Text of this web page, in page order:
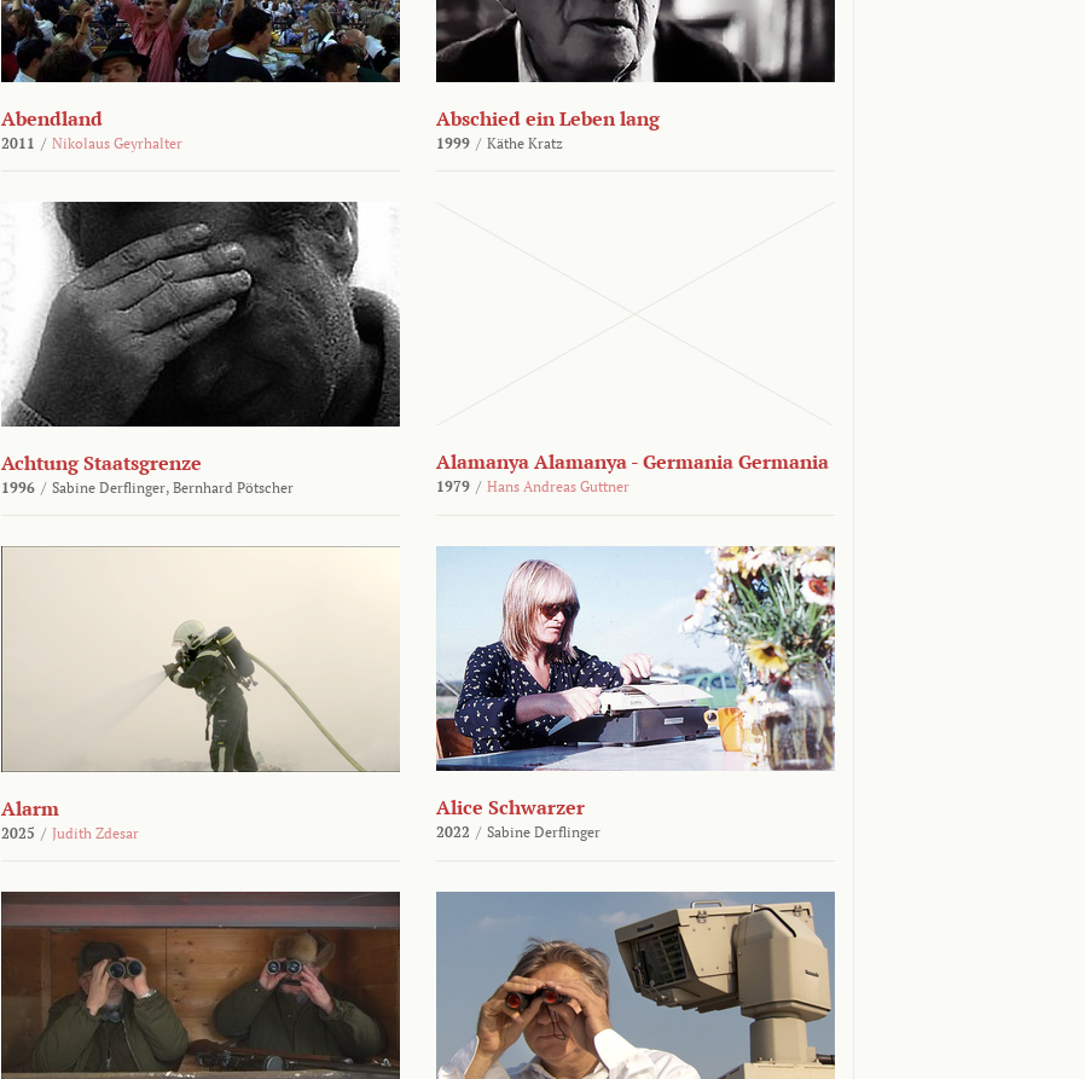
Abendland
2011 / Nikolaus Geyrhalter
Abschied ein Leben lang
1999 / Käthe Kratz
Achtung Staatsgrenze
1996 / Sabine Derflinger, Bernhard Pötscher
Alamanya Alamanya - Germania Germania
1979 / Hans Andreas Guttner
Alarm
2025 / Judith Zdesar
Alice Schwarzer
2022 / Sabine Derflinger